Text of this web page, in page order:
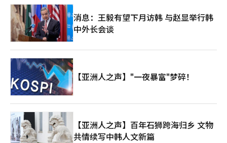
消息：王毅有望下月访韩 与赵显举行韩
中外长会谈
【亚洲人之声】"一夜暴富"梦碎！
【亚洲人之声】百年石狮跨海归乡 文物
共情续写中韩人文新篇